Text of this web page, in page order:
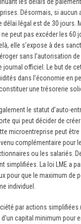
Désormais, si aucun
délai légal est de 30 jours.
peut pas excéder les 60
elle s’expose à des
sans l’autorisation
journal officiel. Le but de
dans l’économie en
une trésorerie
le statut d’auto-
qui peut décider de
microentreprise peut être
complémentaire pour
ou les salariés.
simplifiées. La loi LME a
pour que le maximum de
individuel.
par actions simplifiées
d’un capital minimum pour